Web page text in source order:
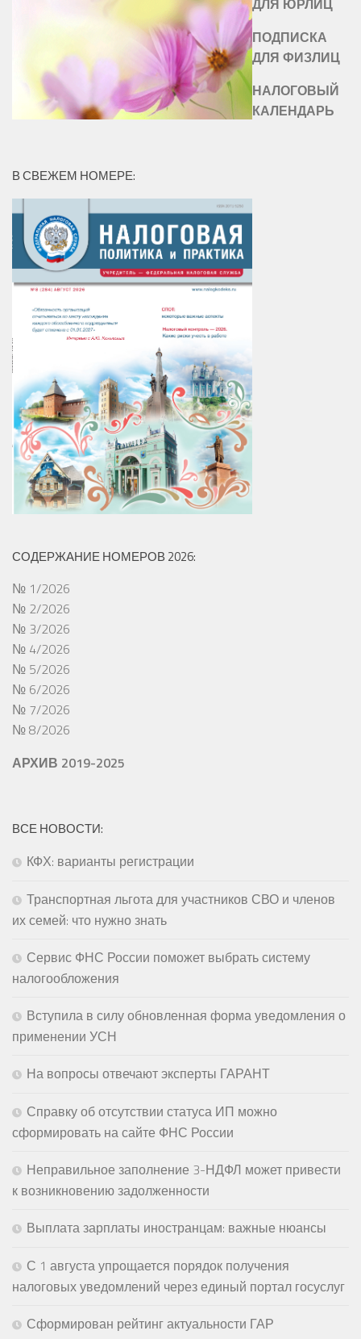
ПОДПИСКА
ДЛЯ ФИЗЛИЦ
НАЛОГОВЫЙ
КАЛЕНДАРЬ
В СВЕЖЕМ НОМЕРЕ:
СОДЕРЖАНИЕ НОМЕРОВ 2026:
№ 1/2026
№ 2/2026
№ 3/2026
№ 4/2026
№ 5/2026
№ 6/2026
№ 7/2026
№ 8/2026
АРХИВ 2019-2025
ВСЕ НОВОСТИ:
КФХ: варианты регистрации
Транспортная льгота для участников СВО и членов
их семей: что нужно знать
Сервис ФНС России поможет выбрать систему
налогообложения
Вступила в силу обновленная форма уведомления о
применении УСН
На вопросы отвечают эксперты ГАРАНТ
Справку об отсутствии статуса ИП можно
сформировать на сайте ФНС России
Неправильное заполнение 3-НДФЛ может привести
к возникновению задолженности
Выплата зарплаты иностранцам: важные нюансы
С 1 августа упрощается порядок получения
налоговых уведомлений через единый портал госуслуг
Сформирован рейтинг актуальности ГАР